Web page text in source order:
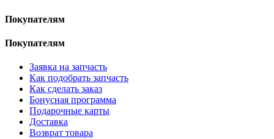
Покупателям
Покупателям
Заявка на запчасть
Как подобрать запчасть
Как сделать заказ
Бонусная программа
Подарочные карты
Доставка
Возврат товара